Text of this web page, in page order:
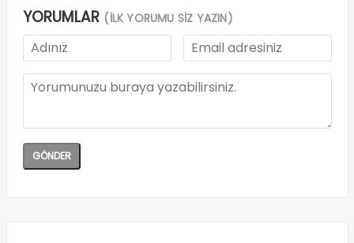
YORUMLAR (İLK YORUMU SİZ YAZIN)